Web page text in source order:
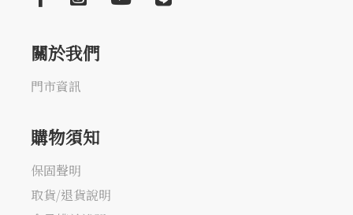
關於我們
門市資訊
購物須知
保固聲明
取貨/退貨說明